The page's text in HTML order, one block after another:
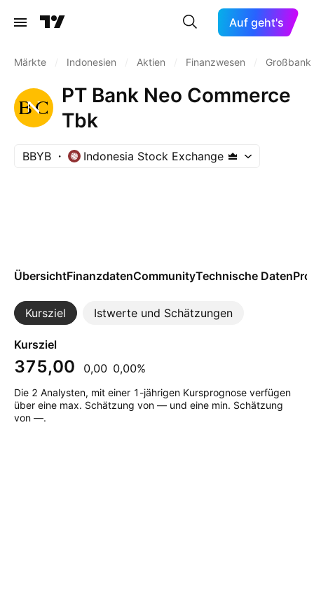
Auf geht's
Märkte Indonesien Aktien Finanzwesen
PT Bank Neo Commerce
Tbk
BBYB Indonesia Stock Exchange
ÜbersichtFinanzdatenCommunityTechnische Daten
Kursziel Istwerte und Schätzungen
Kursziel
375,00 0,00 0,00%
Die 2 Analysten, mit einer 1-jährigen Kursprognose verfügen
über eine max. Schätzung von — und eine min. Schätzung
von —.